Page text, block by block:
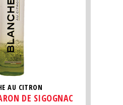
AU CITRON
DE SIGOGNAC